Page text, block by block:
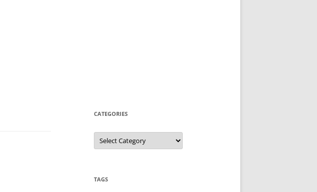
CATEGORIES
Categories
TAGS